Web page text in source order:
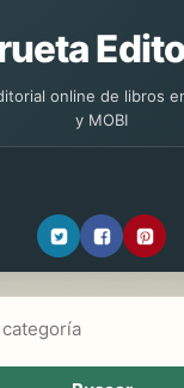
online de libros
y MOBI